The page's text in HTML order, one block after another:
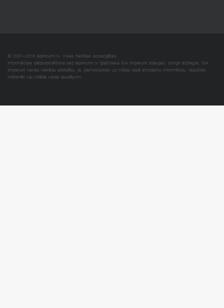
© 2007–2018 Iepirkumi.lv. Visas tiesības aizsargātas.
Informācijas pārpublicēšana bez iepirkumi.lv īpašnieka SIA Imperum atļaujas, stingri aizliegta. SIA
Imperum nenes nekādu atbildību, ja, pamatojoties uz mājas lapā atrodamo informāciju, radušies
materiāli vai citāda veida zaudējumi.